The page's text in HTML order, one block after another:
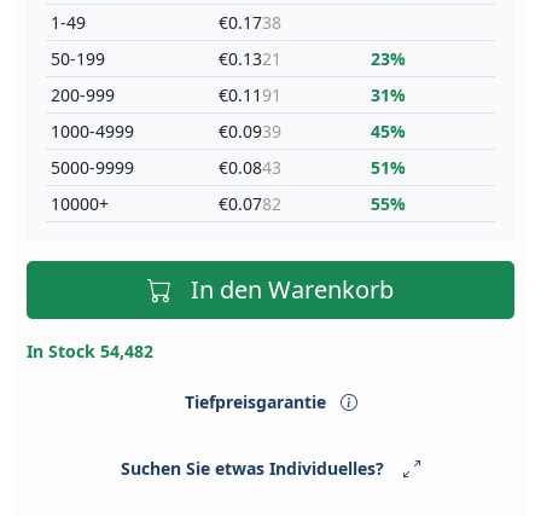
1-49
50-199
200-999
1000-4999
5000-9999
10000+
€0.1738
€0.1321
€0.1191
€0.0939
€0.0843
€0.0782
23%
31%
45%
51%
55%
In den Warenkorb
In Stock 54,482
Tiefpreisgarantie
Suchen Sie etwas Individuelles?